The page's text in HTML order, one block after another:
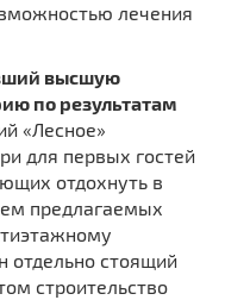
лечения
высшую
по результатам
«Лесное»
для первых гостей
отдохнуть в
предлагаемых
отдельно стоящий
строительство